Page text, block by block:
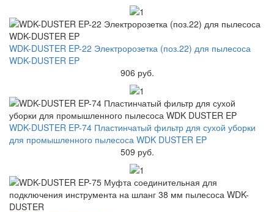
WDK-DUSTER EP-22 Электророзетка (поз.22) для пылесоса
WDK-DUSTER EP
906 руб.
WDK-DUSTER EP-74 Пластинчатый фильтр для сухой уборки
для промышленного пылесоса WDK DUSTER EP
509 руб.